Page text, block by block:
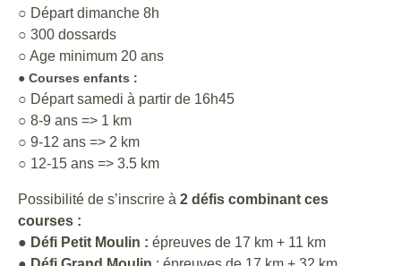
○ Départ dimanche 8h
○ 300 dossards
○ Age minimum 20 ans
● Courses enfants :
○ Départ samedi à partir de 16h45
○ 8-9 ans => 1 km
○ 9-12 ans => 2 km
○ 12-15 ans => 3.5 km
Possibilité de s’inscrire à 2 défis combinant ces
courses :
● Défi Petit Moulin : épreuves de 17 km + 11 km